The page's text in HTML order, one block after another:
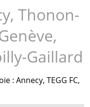
Thonon-
Gaillard
: Annecy, TEGG FC,